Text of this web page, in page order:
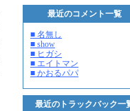
最近のコメント一覧
■ 名無し
■ show
■ ヒガシ
■ エイトマン
■ かおるパパ
最近のトラックバック一